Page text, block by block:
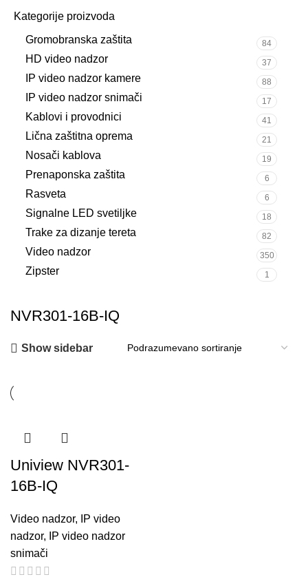
Kategorije proizvoda
Gromobranska zaštita
84
HD video nadzor 37
IP video nadzor kamere 88
IP video nadzor snimači 17
Kablovi i provodnici 41
Lična zaštitna oprema 21
Nosači kablova 19
Prenaponska zaštita 6
Rasveta 6
Signalne LED svetiljke 18
Trake za dizanje tereta 82
Video nadzor 350
Zipster 1
NVR301-16B-IQ
Show sidebar
Uniview NVR301-
16B-IQ
Video nadzor,
IP video
nadzor,
IP video nadzor
snimači